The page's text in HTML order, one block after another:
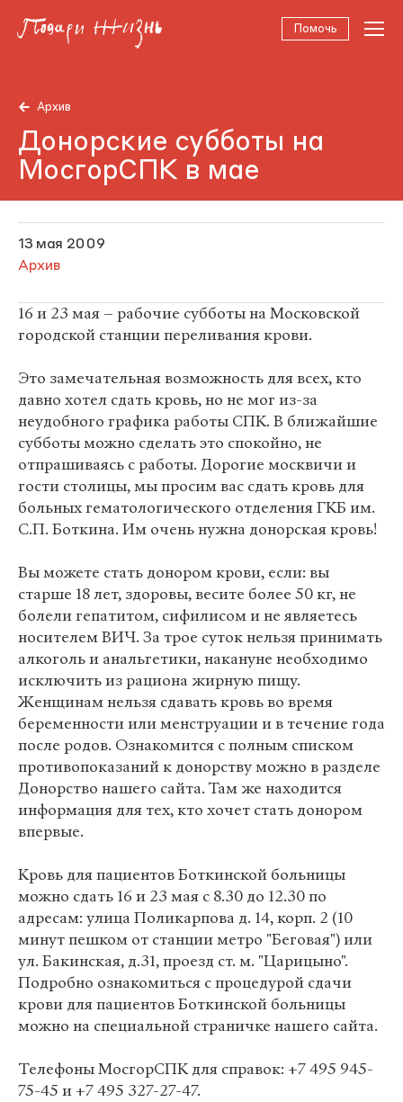
Помочь
Архив
Донорские субботы на
МосгорСПК в мае
13 мая 2009
Архив
16 и 23 мая – рабочие субботы на Московской
городской станции переливания крови.
Это замечательная возможность для всех, кто
давно хотел сдать кровь, но не мог из-за
неудобного графика работы СПК. В ближайшие
субботы можно сделать это спокойно, не
отпрашиваясь с работы. Дорогие москвичи и
гости столицы, мы просим вас сдать кровь для
больных гематологического отделения ГКБ им.
С.П. Боткина. Им очень нужна донорская кровь!
Вы можете стать донором крови, если: вы
старше 18 лет, здоровы, весите более 50 кг, не
болели гепатитом, сифилисом и не являетесь
носителем ВИЧ. За трое суток нельзя принимать
алкоголь и анальгетики, накануне необходимо
исключить из рациона жирную пищу.
Женщинам нельзя сдавать кровь во время
беременности или менструации и в течение года
после родов. Ознакомится с полным списком
противопоказаний к донорству можно в разделе
Донорство нашего сайта. Там же находится
информация для тех, кто хочет стать донором
впервые.
Кровь для пациентов Боткинской больницы
можно сдать 16 и 23 мая с 8.30 до 12.30 по
адресам: улица Поликарпова д. 14, корп. 2 (10
минут пешком от станции метро "Беговая") или
ул. Бакинская, д.31, проезд ст. м. "Царицыно".
Подробно ознакомиться с процедурой сдачи
крови для пациентов Боткинской больницы
можно на специальной страничке нашего сайта.
Телефоны МосгорСПК для справок: +7 495 945-
75-45 и +7 495 327-27-47.